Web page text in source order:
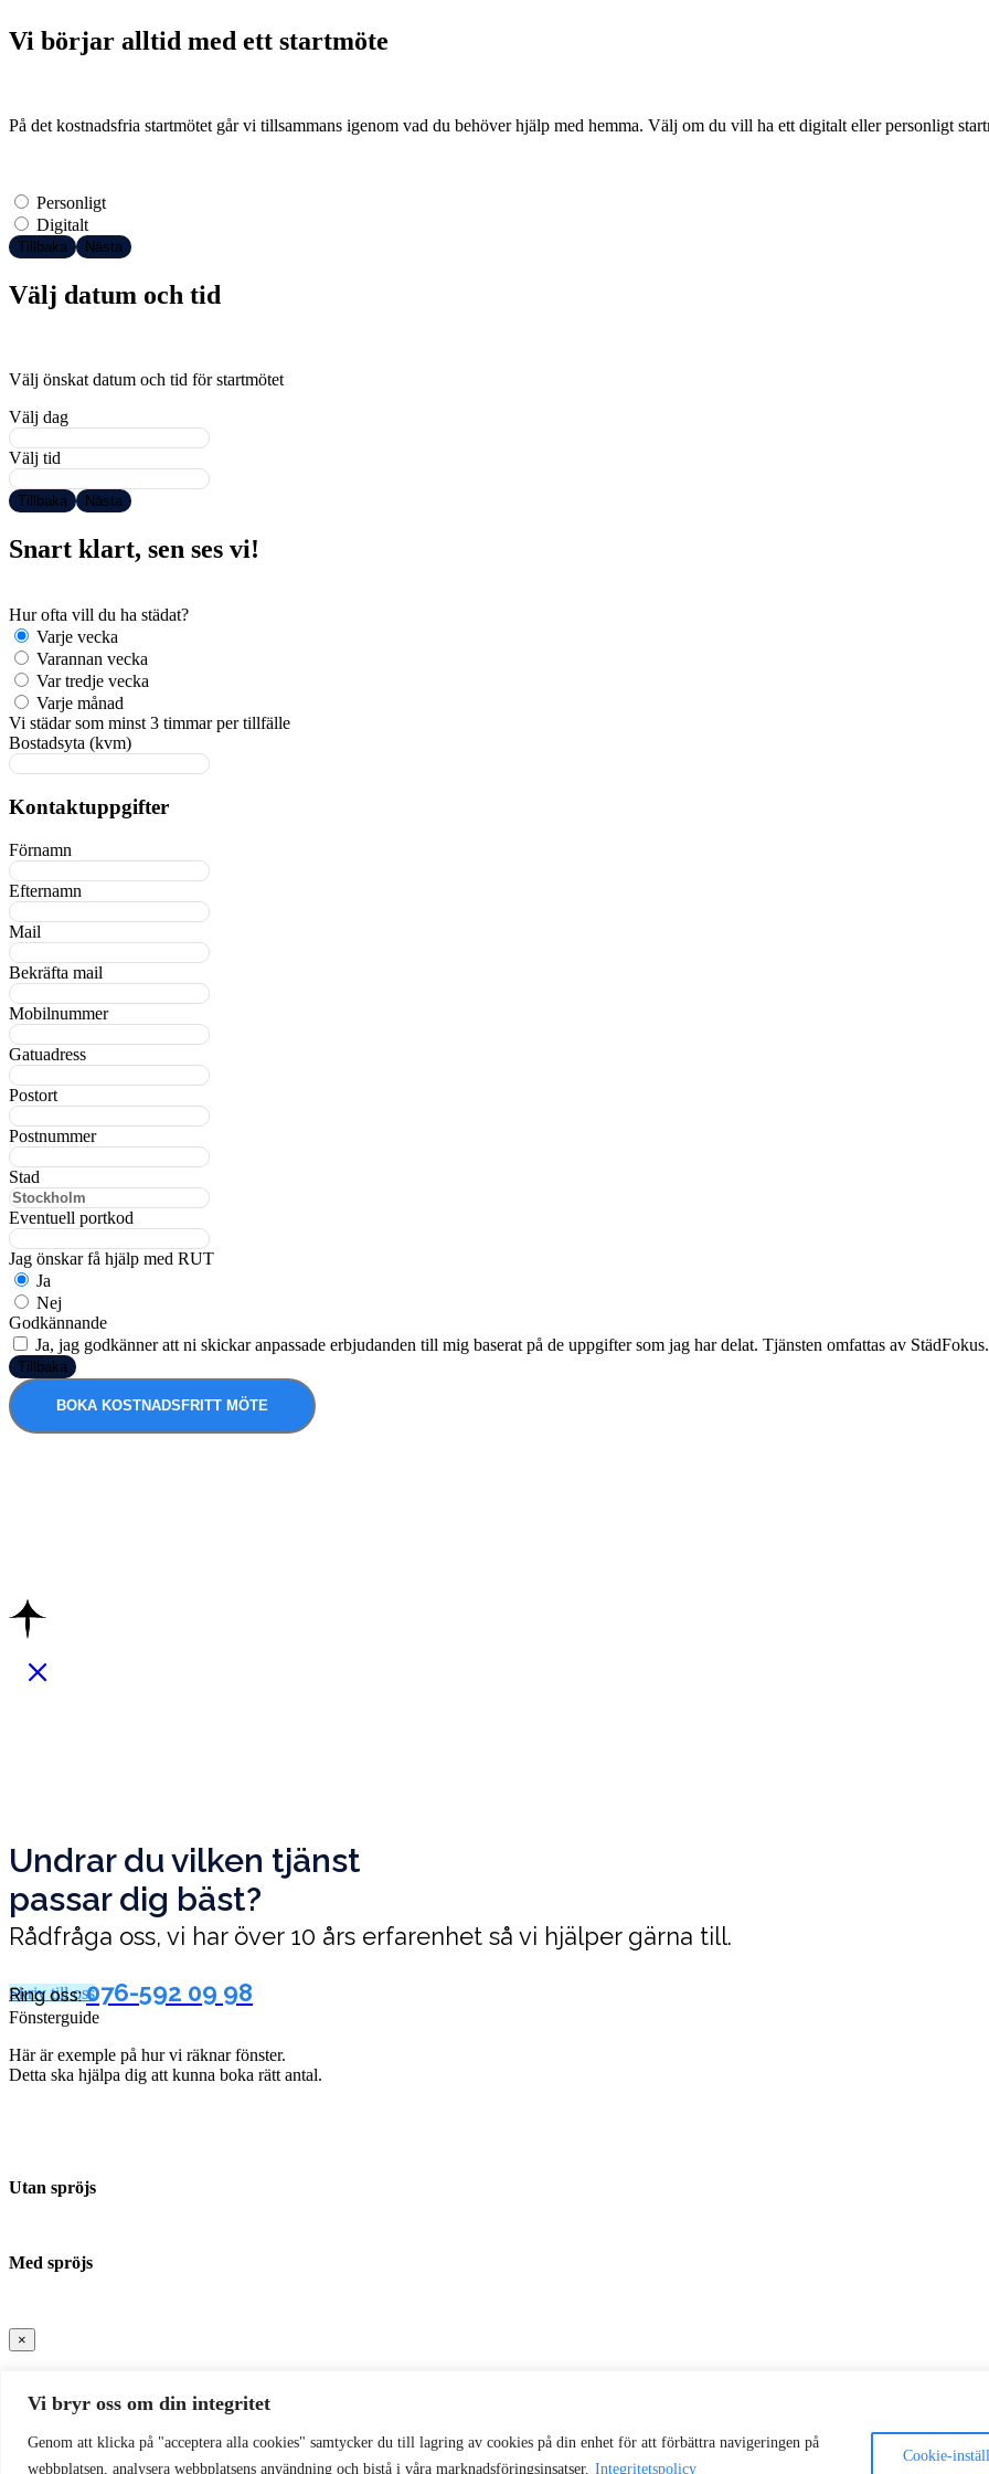
Vi bryr oss om din integritet
Genom att klicka på "acceptera alla cookies" samtycker du till lagring av cookies på din enhet för att förbättra navigeringen på
webbplatsen, analysera webbplatsens användning och bistå i våra marknadsföringsinsatser. Integritetspolicy
Cookie-
Vi börjar alltid med ett startmöte
På det kostnadsfria startmötet går vi tillsammans igenom vad du behöver hjälp med hemma. Välj om du vill ha ett digitalt eller personligt
Personligt
Digitalt
Tillbaka Nästa
Välj datum och tid
Välj önskat datum och tid för startmötet
Välj dag
Välj tid
Tillbaka Nästa
Snart klart, sen ses vi!
Hur ofta vill du ha städat?
Varje vecka
Varannan vecka
Var tredje vecka
Varje månad
Vi städar som minst 3 timmar per tillfälle
Bostadsyta (kvm)
Kontaktuppgifter
Förnamn
Efternamn
Mail
Bekräfta mail
Mobilnummer
Gatuadress
Postort
Postnummer
Stad
Eventuell portkod
Jag önskar få hjälp med RUT
Ja
Nej
Godkännande
Ja, jag godkänner att ni skickar anpassade erbjudanden till mig baserat på de uppgifter som jag har delat. Tjänsten omfattas av
Tillbaka
BOKA KOSTNADSFRITT MÖTE
Undrar du vilken tjänst
passar dig bäst?
Rådfråga oss, vi har över 10 års erfarenhet så vi hjälper gärna till.
Skriv till oss
Ring oss:076-592 09 98
Fönsterguide
Här är exemple på hur vi räknar fönster.
Detta ska hjälpa dig att kunna boka rätt antal.
Utan spröjs
Med spröjs
×